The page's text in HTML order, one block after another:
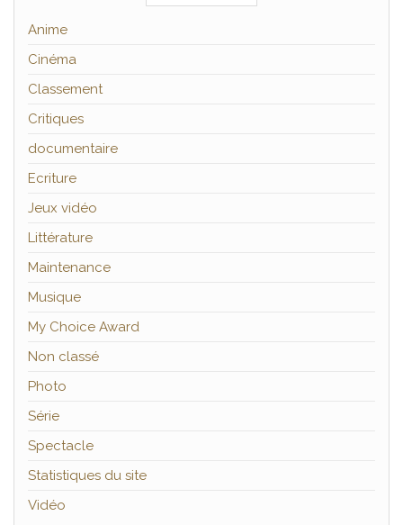
Anime
Cinéma
Classement
Critiques
documentaire
Ecriture
Jeux vidéo
Littérature
Maintenance
Musique
My Choice Award
Non classé
Photo
Série
Spectacle
Statistiques du site
Vidéo